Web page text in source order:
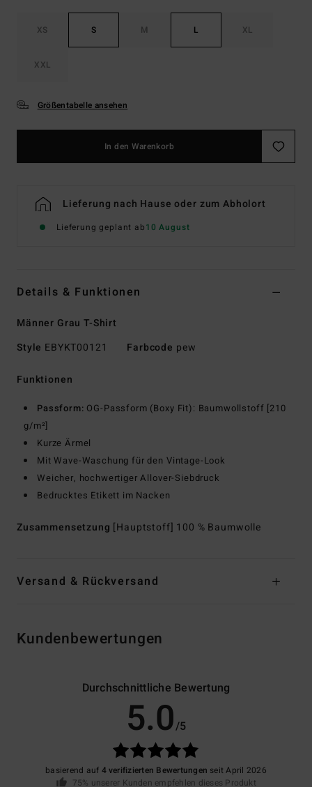
XS S M L XL
XXL
Größentabelle ansehen
In den Warenkorb
Lieferung nach Hause oder zum Abholort
Lieferung geplant ab10 August
Details & Funktionen
Männer Grau T-Shirt
Style EBYKT00121 Farbcode pew
Funktionen
Passform: OG-Passform (Boxy Fit): Baumwollstoff [210
g/m²]
Kurze Ärmel
Mit Wave-Waschung für den Vintage-Look
Weicher, hochwertiger Allover-Siebdruck
Bedrucktes Etikett im Nacken
Zusammensetzung [Hauptstoff] 100 % Baumwolle
Versand & Rückversand
Kundenbewertungen
Durchschnittliche Bewertung
5.0/5
basierend auf 4 verifizierten Bewertungen seit April 2026
75% unserer Kunden empfehlen dieses Produkt